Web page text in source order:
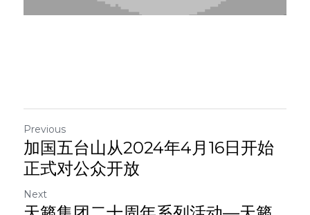
Previous
加国五台山从2024年4月16日开始
正式对公众开放
Next